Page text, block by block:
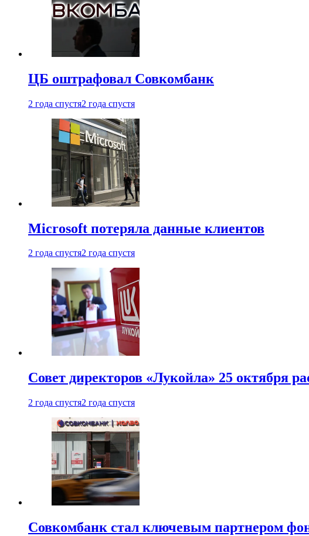
ЦБ оштрафовал Совкомбанк
2 года спустя2 года спустя
Microsoft потеряла данные клиентов
2 года спустя2 года спустя
Совет директоров «Лукойла» 25 октября
2 года спустя2 года спустя
Совкомбанк стал ключевым партнером